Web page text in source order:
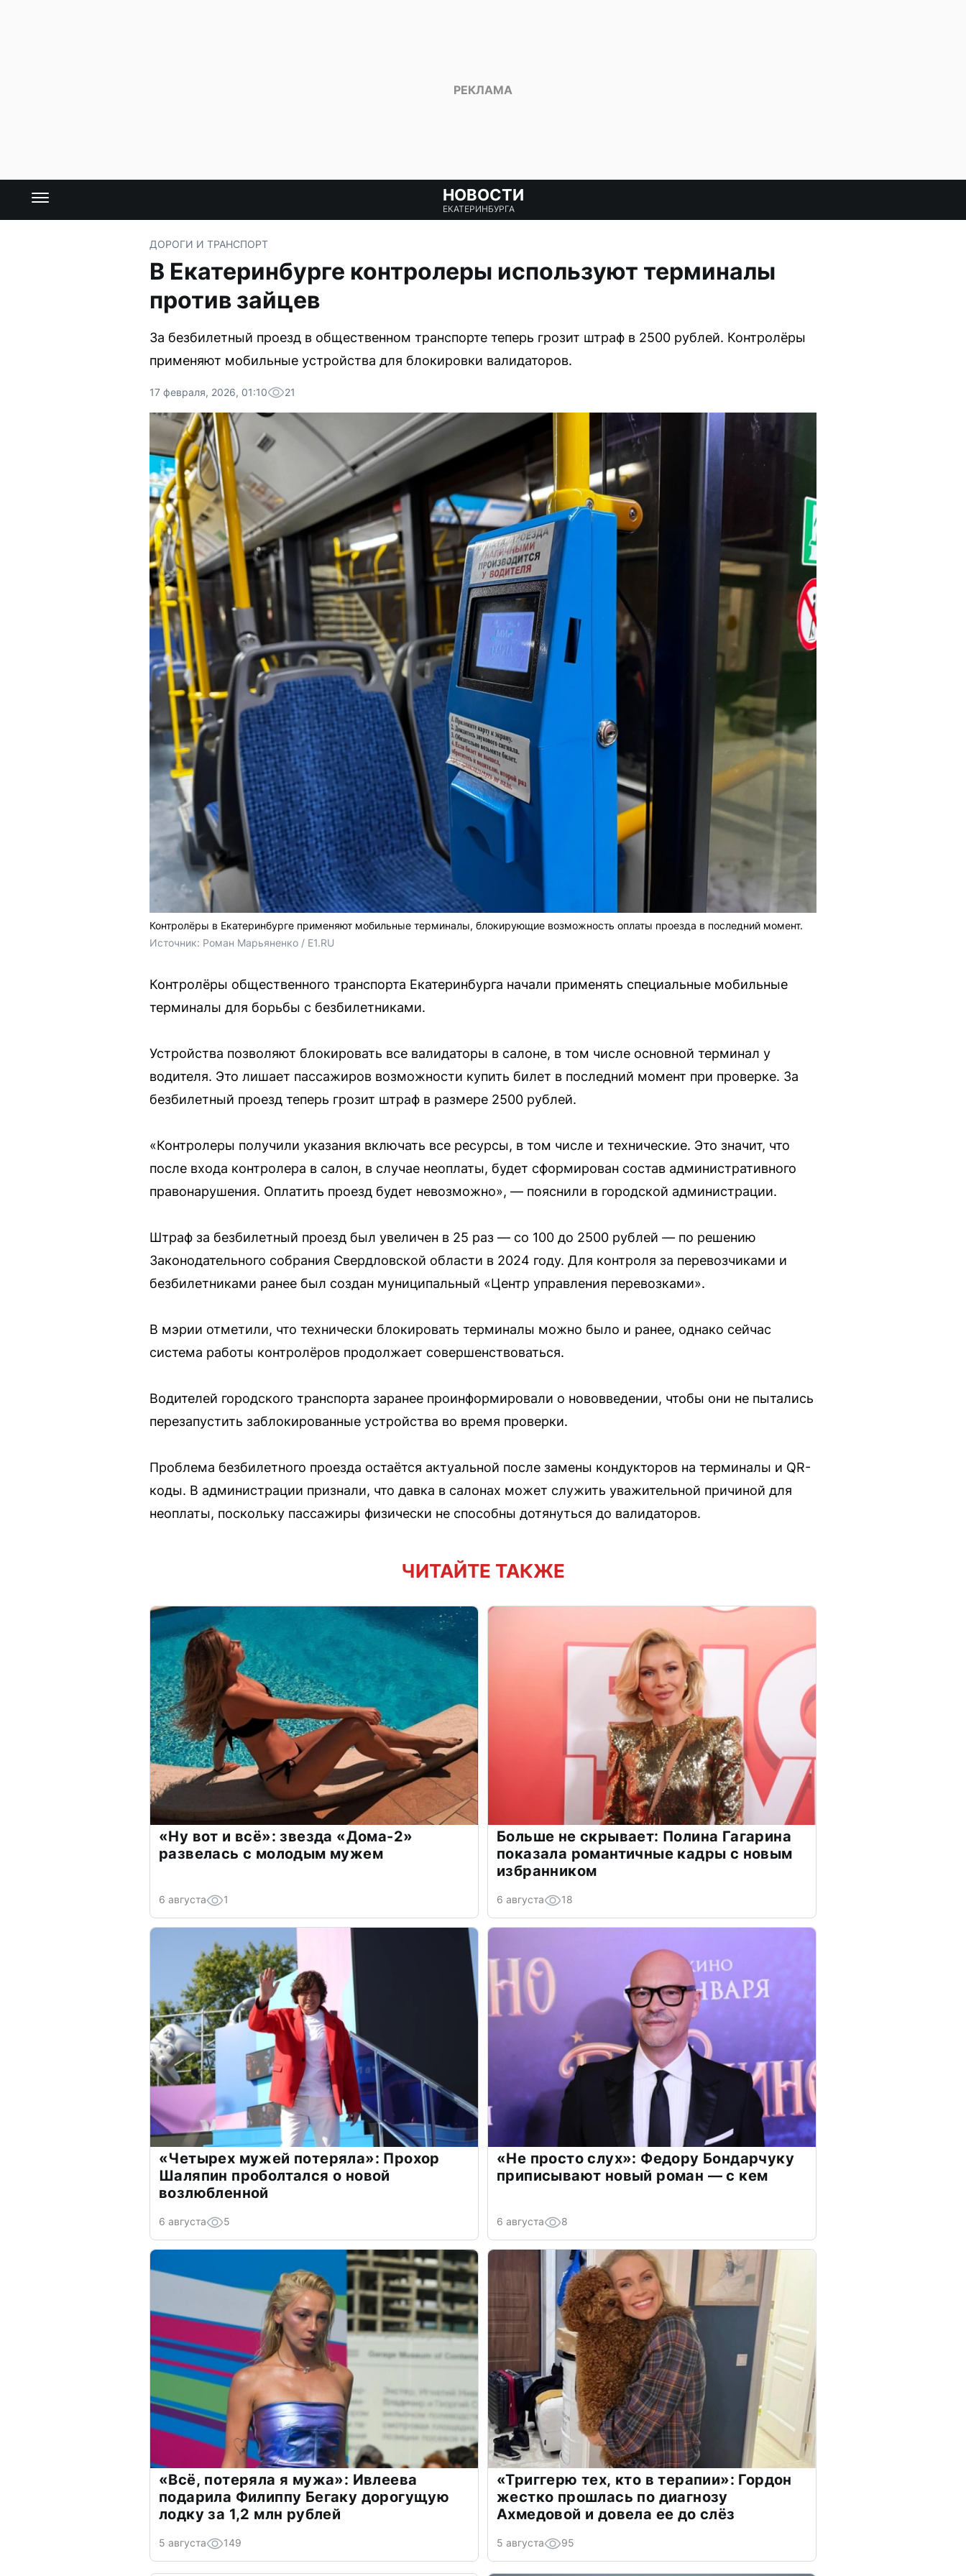
НОВОСТИ
ЕКАТЕРИНБУРГА
ДОРОГИ И ТРАНСПОРТ
В Екатеринбурге контролеры используют терминалы
против зайцев
За безбилетный проезд в общественном транспорте теперь грозит штраф в 2500 рублей. Контролёры
применяют мобильные устройства для блокировки валидаторов.
17 февраля, 2026, 01:10 21
Контролёры в Екатеринбурге применяют мобильные терминалы, блокирующие возможность оплаты проезда в последний момент.
Источник: Роман Марьяненко / E1.RU
Контролёры общественного транспорта Екатеринбурга начали применять специальные мобильные
терминалы для борьбы с безбилетниками.
Устройства позволяют блокировать все валидаторы в салоне, в том числе основной терминал у
водителя. Это лишает пассажиров возможности купить билет в последний момент при проверке. За
безбилетный проезд теперь грозит штраф в размере 2500 рублей.
«Контролеры получили указания включать все ресурсы, в том числе и технические. Это значит, что
после входа контролера в салон, в случае неоплаты, будет сформирован состав административного
правонарушения. Оплатить проезд будет невозможно», — пояснили в городской администрации.
Штраф за безбилетный проезд был увеличен в 25 раз — со 100 до 2500 рублей — по решению
Законодательного собрания Свердловской области в 2024 году. Для контроля за перевозчиками и
безбилетниками ранее был создан муниципальный «Центр управления перевозками».
В мэрии отметили, что технически блокировать терминалы можно было и ранее, однако сейчас
система работы контролёров продолжает совершенствоваться.
Водителей городского транспорта заранее проинформировали о нововведении, чтобы они не пытались
перезапустить заблокированные устройства во время проверки.
Проблема безбилетного проезда остаётся актуальной после замены кондукторов на терминалы и QR-
коды. В администрации признали, что давка в салонах может служить уважительной причиной для
неоплаты, поскольку пассажиры физически не способны дотянуться до валидаторов.
ЧИТАЙТЕ ТАКЖЕ
«Ну вот и всё»: звезда «Дома-2»
развелась с молодым мужем
6 августа 1
Больше не скрывает: Полина Гагарина
показала романтичные кадры с новым
избранником
6 августа 18
«Четырех мужей потеряла»: Прохор
Шаляпин проболтался о новой
возлюбленной
6 августа 5
«Не просто слух»: Федору Бондарчуку
приписывают новый роман — с кем
6 августа 8
«Всё, потеряла я мужа»: Ивлеева
подарила Филиппу Бегаку дорогущую
лодку за 1,2 млн рублей
5 августа 149
«Триггерю тех, кто в терапии»: Гордон
жестко прошлась по диагнозу
Ахмедовой и довела ее до слёз
5 августа 95